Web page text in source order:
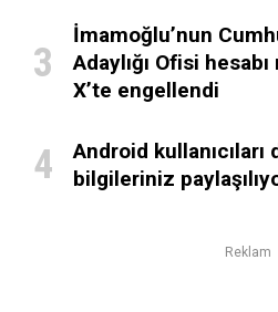
İmamoğlu’nun
Adaylığı Ofisi
X’te engellendi
Android
bilgileriniz
Reklam